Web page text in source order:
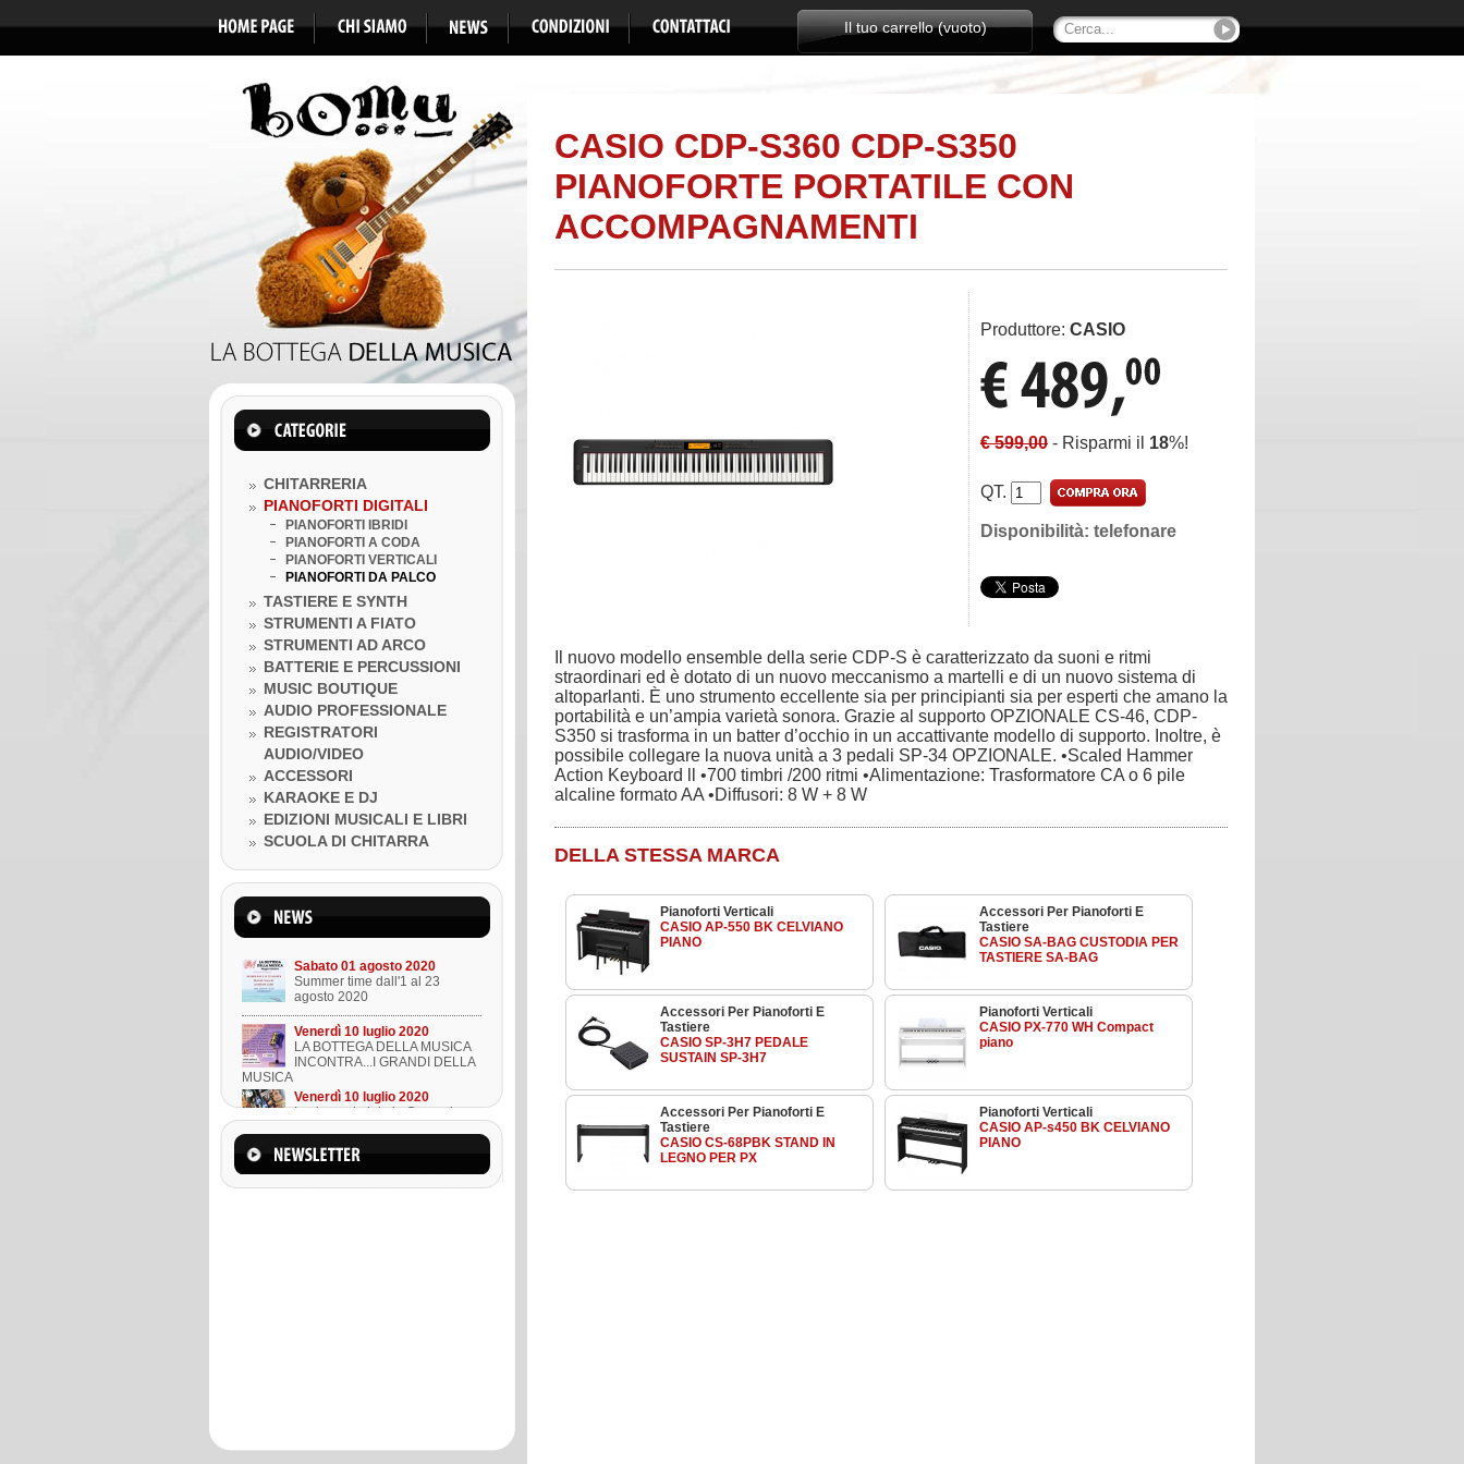
Il tuo carrello (vuoto)
CHITARRERIA
PIANOFORTI DIGITALI
PIANOFORTI IBRIDI
PIANOFORTI A CODA
PIANOFORTI VERTICALI
PIANOFORTI DA PALCO
TASTIERE E SYNTH
STRUMENTI A FIATO
STRUMENTI AD ARCO
BATTERIE E PERCUSSIONI
MUSIC BOUTIQUE
AUDIO PROFESSIONALE
REGISTRATORI
AUDIO/VIDEO
ACCESSORI
KARAOKE E DJ
EDIZIONI MUSICALI E LIBRI
SCUOLA DI CHITARRA
Venerdì 10 luglio 2020
LA BOTTEGA DELLA MUSICA
INCONTRA...I GRANDI DELLA
MUSICA
Venerdì 10 luglio 2020
Lezione ukulele in Omaggio
Mercoledì 22 marzo 2023
Suono l'ukulele in 8 lezioni
Sabato 01 agosto 2020
Summer time dall'1 al 23
agosto 2020
Venerdì 10 luglio 2020
LA BOTTEGA DELLA MUSICA
INCONTRA...I GRANDI DELLA
MUSICA
Venerdì 10 luglio 2020
Lezione ukulele in Omaggio
Mercoledì 22 marzo 2023
Suono l'ukulele in 8 lezioni
CASIO CDP-S360 CDP-S350
PIANOFORTE PORTATILE CON
ACCOMPAGNAMENTI
Produttore: CASIO
€ 599,00 - Risparmi il 18%!
QT.
Disponibilità: telefonare
Il nuovo modello ensemble della serie CDP-S è caratterizzato da suoni e ritmi
straordinari ed è dotato di un nuovo meccanismo a martelli e di un nuovo sistema di
altoparlanti. È uno strumento eccellente sia per principianti sia per esperti che amano la
portabilità e un’ampia varietà sonora. Grazie al supporto OPZIONALE CS-46, CDP-
S350 si trasforma in un batter d’occhio in un accattivante modello di supporto. Inoltre, è
possibile collegare la nuova unità a 3 pedali SP-34 OPZIONALE. •Scaled Hammer
Action Keyboard ll •700 timbri /200 ritmi •Alimentazione: Trasformatore CA o 6 pile
alcaline formato AA •Diffusori: 8 W + 8 W
DELLA STESSA MARCA
Pianoforti Verticali
CASIO AP-550 BK CELVIANO
PIANO
Accessori Per Pianoforti E
Tastiere
CASIO SA-BAG CUSTODIA PER
TASTIERE SA-BAG
Accessori Per Pianoforti E
Tastiere
CASIO SP-3H7 PEDALE
SUSTAIN SP-3H7
Pianoforti Verticali
CASIO PX-770 WH Compact
piano
Accessori Per Pianoforti E
Tastiere
CASIO CS-68PBK STAND IN
LEGNO PER PX
Pianoforti Verticali
CASIO AP-s450 BK CELVIANO
PIANO